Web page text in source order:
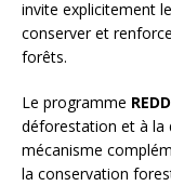
invite explicitement
conserver et
forêts.
Le programme
déforestation et à la
mécanisme
la conservation